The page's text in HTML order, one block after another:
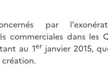
par
commerciales dans les
au 1erjanvier 2015,